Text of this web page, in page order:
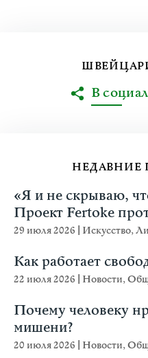
НЕДАВНИЕ
«Я и не скрываю,
Проект Fertoke
29 июля 2026 Искусство,
Как работает
22 июля 2026 Новости,
Почему человеку
мишени?
20 июля 2026 Новости,
В